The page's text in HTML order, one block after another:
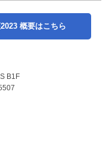
概要はこちら
B1F